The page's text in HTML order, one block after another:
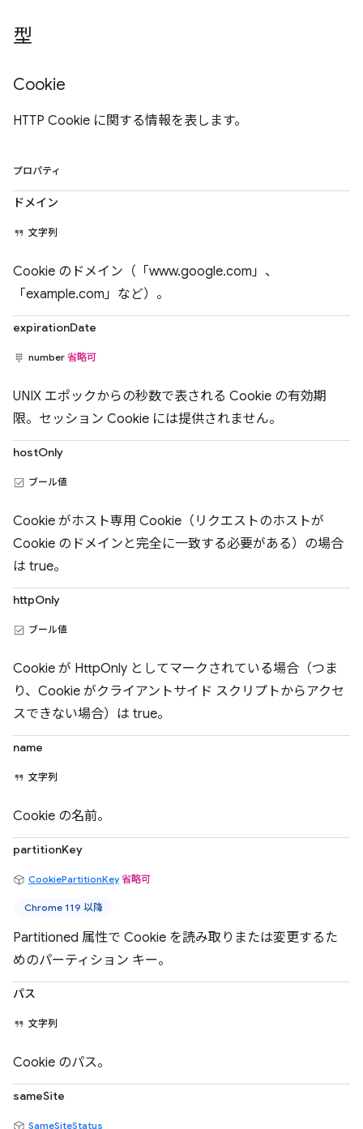
型
Cookie
HTTP Cookie に関する情報を表します。
プロパティ
ドメイン
文字列
Cookie のドメイン（「www.google.com」、
「example.com」など）。
expirationDate
number 省略可
UNIX エポックからの秒数で表される Cookie の有効期
限。セッション Cookie には提供されません。
hostOnly
ブール値
Cookie がホスト専用 Cookie（リクエストのホストが
Cookie のドメインと完全に一致する必要がある）の場合
は true。
httpOnly
ブール値
Cookie が HttpOnly としてマークされている場合（つま
り、Cookie がクライアントサイド スクリプトからアクセ
スできない場合）は true。
name
文字列
Cookie の名前。
partitionKey
CookiePartitionKey 省略可
Chrome 119 以降
Partitioned 属性で Cookie を読み取りまたは変更するた
めのパーティション キー。
パス
文字列
Cookie のパス。
sameSite
SameSiteStatus